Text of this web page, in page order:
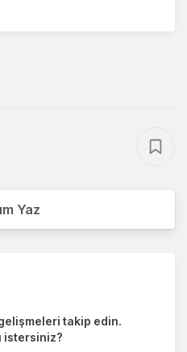
Yaz
takip edin.
istersiniz?